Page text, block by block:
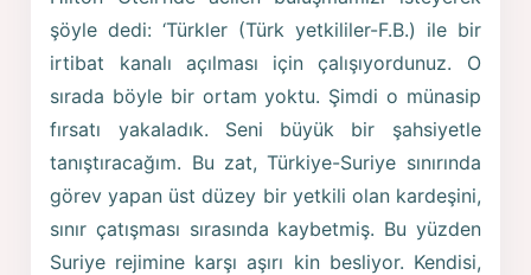
şöyle dedi: ‘Türkler (Türk yetkililer-F.B.) ile bir
irtibat kanalı açılması için çalışıyordunuz. O
sırada böyle bir ortam yoktu. Şimdi o münasip
fırsatı yakaladık. Seni büyük bir şahsiyetle
tanıştıracağım. Bu zat, Türkiye-Suriye sınırında
görev yapan üst düzey bir yetkili olan kardeşini,
sınır çatışması sırasında kaybetmiş. Bu yüzden
Suriye rejimine karşı aşırı kin besliyor. Kendisi,